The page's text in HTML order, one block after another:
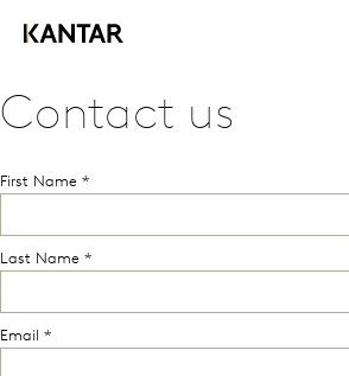
Contact us